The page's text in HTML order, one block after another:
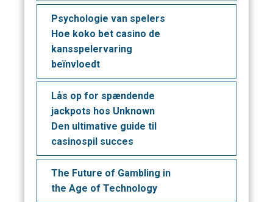
Psychologie van spelers
Hoe koko bet casino de
kansspelervaring
beïnvloedt
Lås op for spændende
jackpots hos Unknown
Den ultimative guide til
casinospil succes
The Future of Gambling in
the Age of Technology